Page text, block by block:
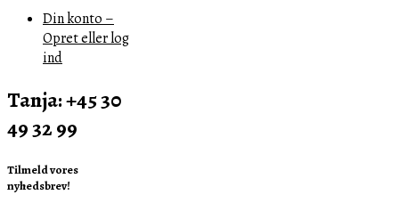
Din konto –
Opret eller log
ind
Tanja: +45 30
49 32 99
Tilmeld vores
nyhedsbrev!